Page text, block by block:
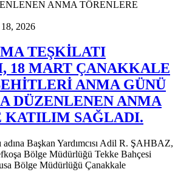
2026
TEŞKİLATI
18 MART ÇANAKKALE
ANMA GÜNÜ
DÜZENLENEN ANMA
KATILIM SAĞLADI.
Başkan Yardımcısı Adil R. ŞAHBAZ,
Bölge Müdürlüğü Tekke Bahçesi
Bölge Müdürlüğü Çanakkale